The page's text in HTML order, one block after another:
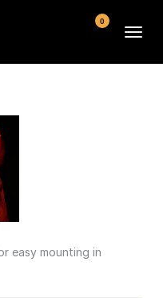
easy mounting in
0